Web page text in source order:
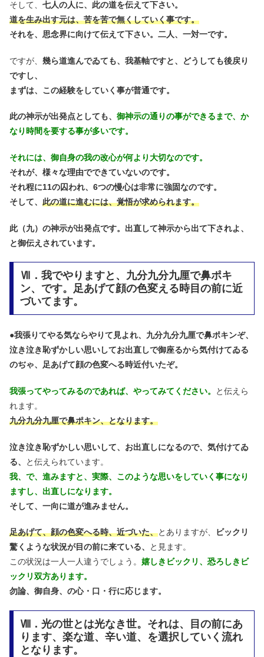
そして、 七人の人に、此の道を伝えて下さい。
道を生み出す元は、苦を苦で無くしていく事です。
それを、思念界に向けて伝えて下さい。二人、一対一です。
ですが、 幾ら道進んでゐても、我基軸ですと、どうしても後戻り
ですし、
まずは、この経験をしていく事が普通です。
此の神示が出発点としても、 御神示の通りの事ができるまで、か
なり時間を要する事が多いです。
それには、御自身の我の改心が何より大切なのです。
それが、様々な理由でできていないのです。
それ程に11の囚われ、6つの慢心は非常に強固なのです。
そして、 此の道に進むには、覚悟が求められます。
此（九）の神示が出発点です。出直して神示から出て下されよ、
と御伝えされています。
Ⅶ．我でやりますと、九分九分九厘で鼻ポキ
ン、です。足あげて顔の色変える時目の前に近
づいてます。
●我張りてやる気ならやりて見よれ、九分九分九厘で鼻ポキンぞ、
泣き泣き恥ずかしい思いしてお出直しで御座るから気付けてゐる
のぢゃ、足あげて顔の色変へる時近付いたぞ。
我張ってやってみるのであれば、やってみてください。
と伝えら
れます。
九分九分九厘で鼻ポキン、となります。
泣き泣き恥ずかしい思いして、お出直しになるので、気付けてゐ
る、
と伝えられています。
我、で、進みますと、実際、このような思いをしていく事になり
ますし、出直しになります。
そして、一向に道が進みません。
足あげて、顔の色変へる時、近づいた、とありますが、
ビックリ
驚くような状況が目の前に来ている、
と見ます。
この状況は一人一人違うでしょう。 嬉しきビックリ、恐ろしきビ
ックリ双方あります。
勿論、御自身、の心・口・行に応じます。
Ⅷ．光の世とは光なき世。それは、目の前にあ
ります、楽な道、辛い道、を選択していく流れ
となります。